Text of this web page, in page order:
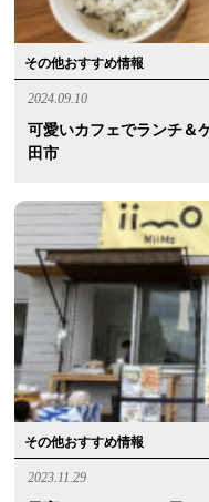
その他おすすめ情報
2024.09.10
可愛いカフェでランチ＆
田市
その他おすすめ情報
2023.11.29